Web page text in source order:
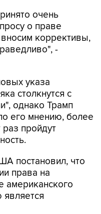
очень
о праве
коррективы,
-
указа
столкнутся с
однако Трамп
его мнению, более
раз пройдут
постановил, что
права на
американского